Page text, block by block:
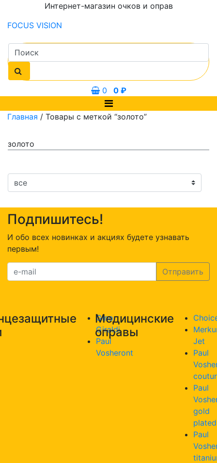
Интернет-магазин очков и оправ
FOCUS VISION
0 0 ₽
Главная / Товары с меткой “золото”
золото
Подпишитесь!
И обо всех новинках и акциях будете узнавать
первым!
Gino
Giraldi
Paul
Vosheront
Медицинские
оправы
Jet
Paul
Paul
gold
plated
Paul